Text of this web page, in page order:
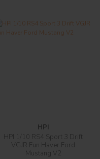
HPI
HPI 1/10 RS4 Sport 3 Drift
VGJR Fun Haver Ford
Mustang V2